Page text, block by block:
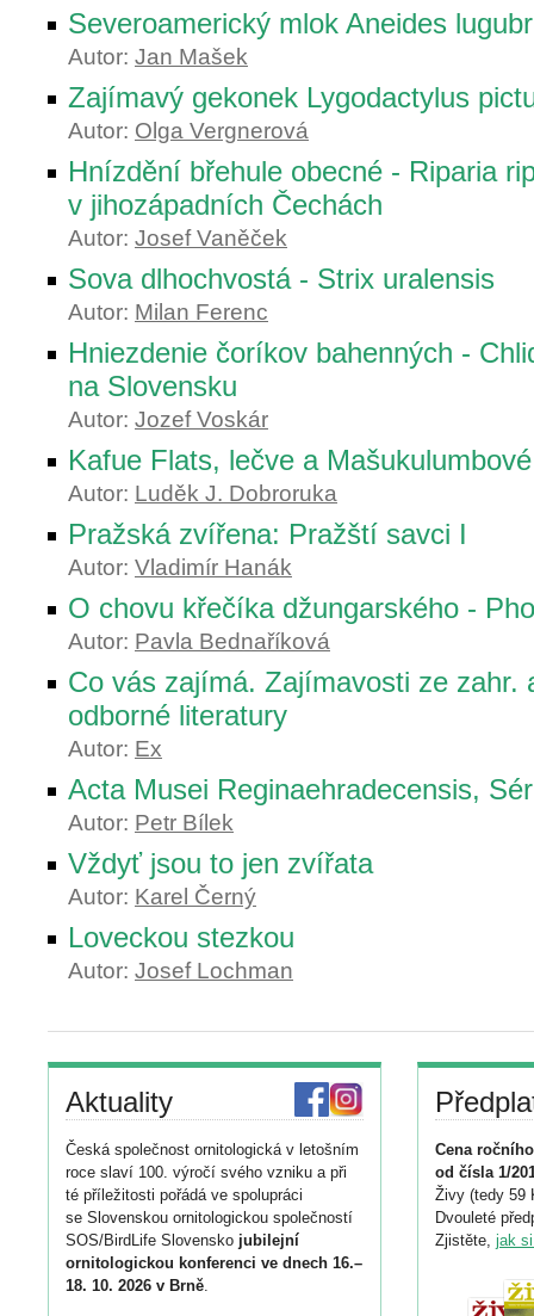
Severoamerický mlok Aneides
Autor: Jan Mašek
Zajímavý gekonek Lygodactylus
Autor: Olga Vergnerová
Hnízdění břehule obecné - Riparia
v jihozápadních Čechách
Autor: Josef Vaněček
Sova dlhochvostá - Strix uralensis
Autor: Milan Ferenc
Hniezdenie čoríkov bahenných -
na Slovensku
Autor: Jozef Voskár
Kafue Flats, lečve a Mašukulumbové
Autor: Luděk J. Dobroruka
Pražská zvířena: Pražští savci I
Autor: Vladimír Hanák
O chovu křečíka džungarského -
Autor: Pavla Bednaříková
Co vás zajímá. Zajímavosti ze zahr.
odborné literatury
Autor: Ex
Acta Musei Reginaehradecensis,
Autor: Petr Bílek
Vždyť jsou to jen zvířata
Autor: Karel Černý
Loveckou stezkou
Autor: Josef Lochman
Aktuality
Česká společnost ornitologická v letošním
roce slaví 100. výročí svého vzniku a při
té příležitosti pořádá ve spolupráci
se Slovenskou ornitologickou společností
SOS/BirdLife Slovensko jubilejní
ornitologickou konferenci ve dnech 16.–
18. 10. 2026 v Brně.
Cena
od čísla 1/
Živy (tedy 59
Dvouleté
Zjistěte, jak